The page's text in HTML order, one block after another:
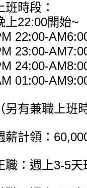
上班時段：
上22:00開始~
22:00-
23:00-
24:00-
01:00-
（另有兼職上班
薪計領：
職：週上3-5